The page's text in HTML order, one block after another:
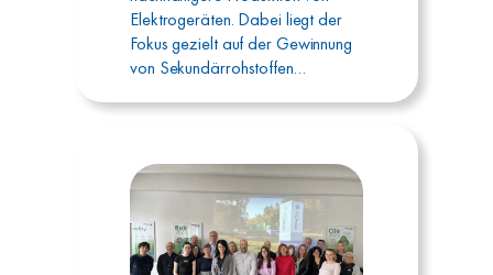
Elektrogeräten. Dabei liegt der
Fokus gezielt auf der Gewinnung
von Sekundärrohstoffen…